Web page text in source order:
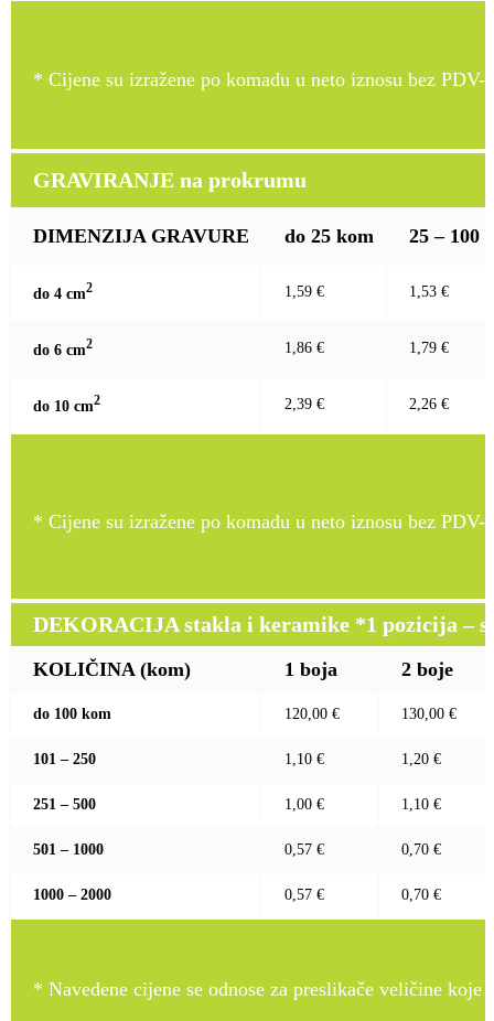
* Cijene su izražene po komadu u neto iznosu bez PDV-
GRAVIRANJE na prokrumu
DIMENZIJA GRAVURE do 25 kom 25 – 100
do 4 cm2 1,59 € 1,53 €
do 6 cm2 1,86 € 1,79 €
do 10 cm2 2,39 € 2,26 €
* Cijene su izražene po komadu u neto iznosu bez PDV-
DEKORACIJA stakla i keramike *1 pozicija –
KOLIČINA (kom) 1 boja 2 boje
do 100 kom 120,00 € 130,00 €
101 – 250 1,10 € 1,20 €
251 – 500 1,00 € 1,10 €
501 – 1000 0,57 € 0,70 €
1000 – 2000 0,57 € 0,70 €
* Navedene cijene se odnose za preslikače veličine